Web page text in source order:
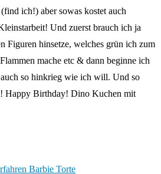
ich!) aber sowas kostet auch
Und zuerst brauch ich ja
Figuren hinsetze, welches grün ich zum
mache etc & dann beginne ich
so hinkrieg wie ich will. Und so
Happy Birthday! Dino Kuchen mit